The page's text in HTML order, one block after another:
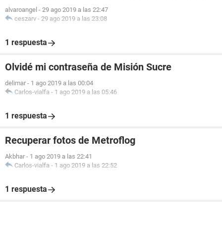
alvaroangel - 29 ago 2019 a las 22:47
ceszarv - 29 ago 2019 a las 23:08
1 respuesta
Olvidé mi contraseña de Misión Sucre
delimar - 1 ago 2019 a las 00:04
Carlos-vialfa - 1 ago 2019 a las 05:46
1 respuesta
Recuperar fotos de Metroflog
Akbhar - 1 ago 2019 a las 22:41
Carlos-vialfa - 1 ago 2019 a las 22:52
1 respuesta